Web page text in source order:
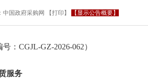
中国政府采购网 【打印 】 【显示公告概要】
号：CGJL-GZ-2026-062）
服务